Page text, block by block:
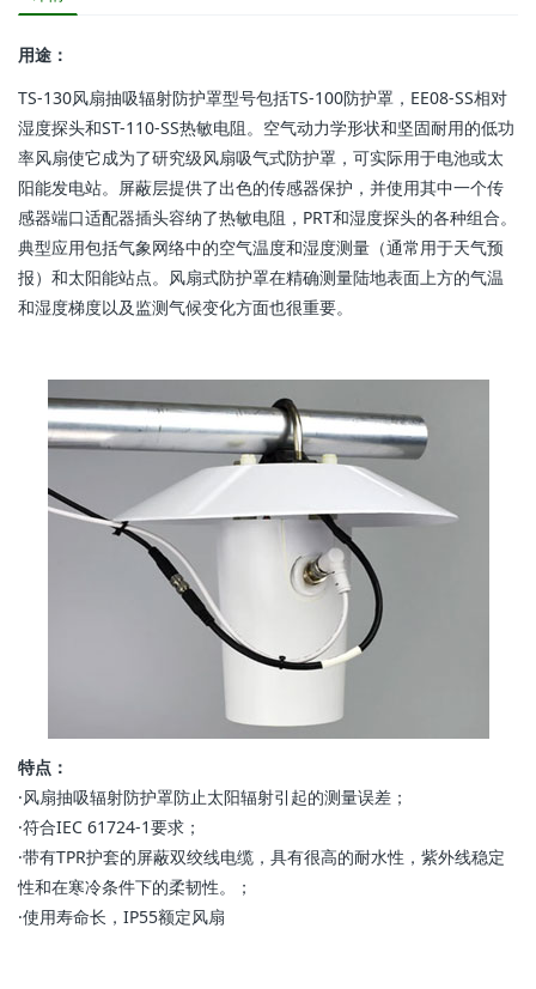
用途：
TS-130风扇抽吸辐射防护罩型号包括TS-100防护罩，EE08-SS相对
湿度探头和ST-110-SS热敏电阻。空气动力学形状和坚固耐用的低功
率风扇使它成为了研究级风扇吸气式防护罩，可实际用于电池或太
阳能发电站。屏蔽层提供了出色的传感器保护，并使用其中一个传
感器端口适配器插头容纳了热敏电阻，PRT和湿度探头的各种组合。
典型应用包括气象网络中的空气温度和湿度测量（通常用于天气预
报）和太阳能站点。风扇式防护罩在精确测量陆地表面上方的气温
和湿度梯度以及监测气候变化方面也很重要。
特点：
·风扇抽吸辐射防护罩防止太阳辐射引起的测量误差；
·符合IEC 61724-1要求；
·带有TPR护套的屏蔽双绞线电缆，具有很高的耐水性，紫外线稳定
性和在寒冷条件下的柔韧性。；
·使用寿命长，IP55额定风扇